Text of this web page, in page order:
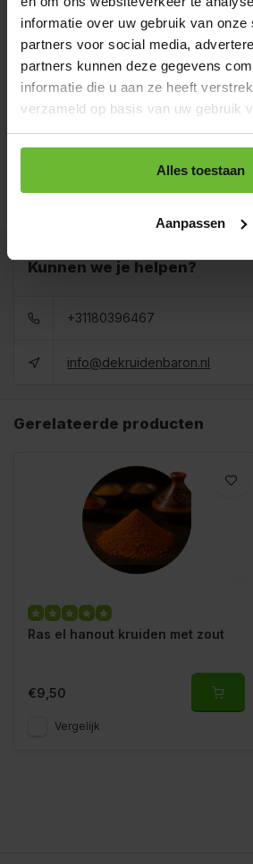
informatie over uw gebruik van onze
partners voor social media,
partners kunnen deze gegevens
informatie die u aan ze heeft
verzameld op basis van uw gebruik
Alles toestaan
Aanpassen
Strooibus 200 gram
Art# 16837Z
Op voorraad
€6,95
Art# 16837K
Op voorraad
€17,20
Baal a 20 kilo
Art# 16837Bulk
€277,95
Kunnen we je helpen?
+31180396467
info@dekruidenbaron.nl
Gerelateerde producten
Ras el hanout kruiden met zout
€9,50
Vergelijk